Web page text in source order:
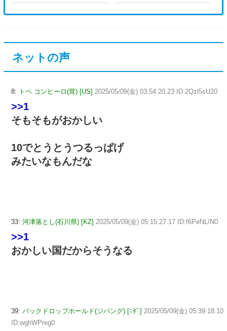
ネットの声
8: トペ コンヒーロ(茸) [US] 2025/05/09(金) 03:54:20.23 ID:2Qzl5sU20
>>1
そもそもがおかしい
10でとうとうつるっぱげ
みたいなもんだな
33: 河津落とし(石川県) [KZ] 2025/05/09(金) 05:15:27.17 ID:f6PeNL/N0
>>1
おかしい国だからそうなる
39: バックドロップホールド(ジパング) [ﾆﾀﾞ] 2025/05/09(金) 05:39:18.10
ID:wghWPreg0